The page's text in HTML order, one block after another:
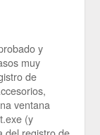
y
muy
de
ventana
(y